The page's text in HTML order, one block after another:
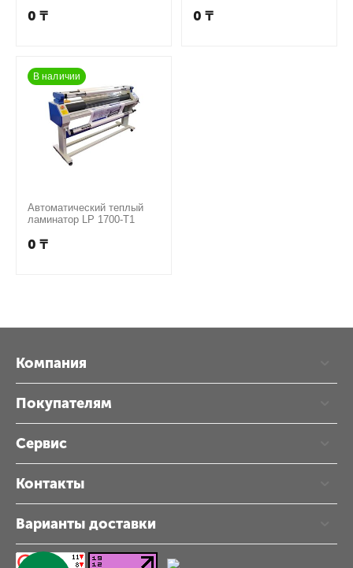
0 ₸ 0 ₸
В наличии
Автоматический теплый
ламинатор LP 1700-T1
0 ₸
Компания
Покупателям
Сервис
Контакты
Варианты доставки